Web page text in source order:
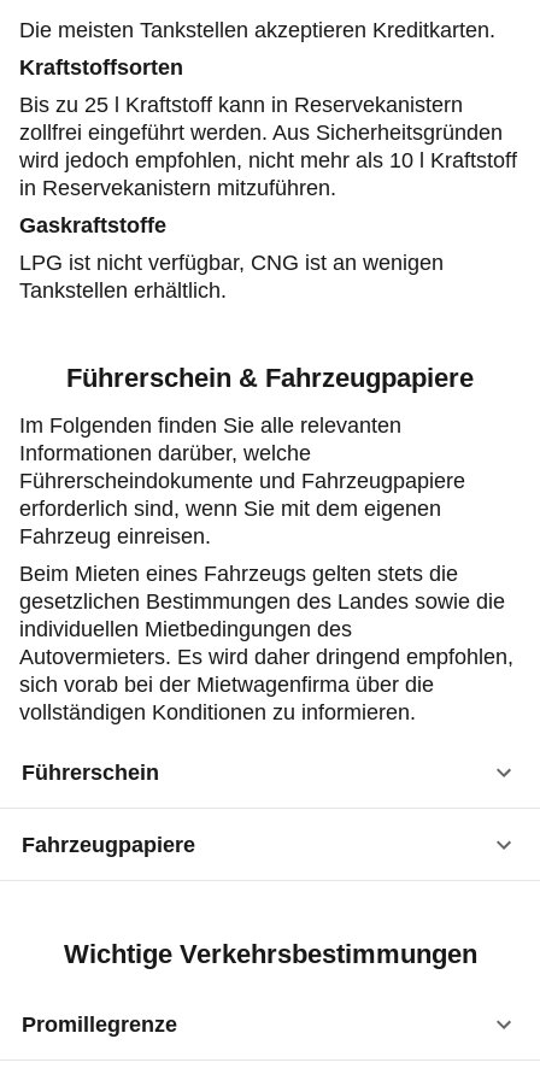
Die meisten Tankstellen akzeptieren Kreditkarten.
Kraftstoffsorten
Bis zu 25 l Kraftstoff kann in Reservekanistern
zollfrei eingeführt werden. Aus Sicherheitsgründen
wird jedoch empfohlen, nicht mehr als 10 l Kraftstoff
in Reservekanistern mitzuführen.
Gaskraftstoffe
LPG ist nicht verfügbar, CNG ist an wenigen
Tankstellen erhältlich.
Führerschein & Fahrzeugpapiere
Im Folgenden finden Sie alle relevanten
Informationen darüber, welche
Führerscheindokumente und Fahrzeugpapiere
erforderlich sind, wenn Sie mit dem eigenen
Fahrzeug einreisen.
Beim Mieten eines Fahrzeugs gelten stets die
gesetzlichen Bestimmungen des Landes sowie die
individuellen Mietbedingungen des
Autovermieters. Es wird daher dringend empfohlen,
sich vorab bei der Mietwagenfirma über die
vollständigen Konditionen zu informieren.
Führerschein
Deutscher Führerschein
Fahrzeugpapiere
erforderlich
ehemals "Grüne Karte")
Wichtige Verkehrsbestimmungen
Promillegrenze